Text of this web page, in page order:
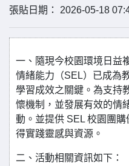
張貼日期： 2026-05-18
一、隨現今校園環境日益
情緒能力（SEL）已成為
學習成效之關鍵。為支持
懷機制，並發展有效的情
動。並提供 SEL 校園團
得實踐靈感與資源。
二、活動相關資訊如下：